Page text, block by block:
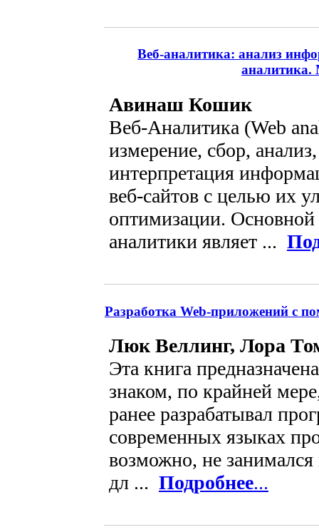
Веб-аналитика: анализ
аналитика.
Авинаш Кошик
Веб-Аналитика (Web
измерение, сбор,
интерпретация
веб-сайтов с целью их
оптимизации. Основной
аналитики являет ...
Разработка Web-приложений с
Люк Веллинг, Лора
Эта книга
знаком, по крайней
ранее разрабатывал
современных языках
возможно, не
дл ... Подробнее...